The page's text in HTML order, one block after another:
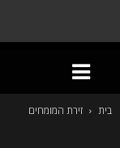
בית זירת המומחים